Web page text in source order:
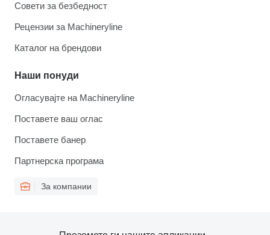
Совети за безбедност
Рецензии за Machineryline
Каталог на брендови
Наши понуди
Огласувајте на Machineryline
Поставете ваш оглас
Поставете банер
Партнерска програма
За компании